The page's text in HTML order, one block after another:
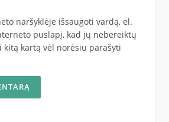
naršyklėje išsaugoti vardą, el.
puslapį, kad jų nebereiktų
kitą kartą vėl norėsiu parašyti